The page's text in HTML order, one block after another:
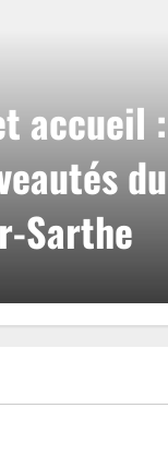
accueil :
du
Sarthe